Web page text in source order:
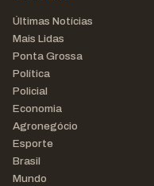
Últimas Notícias
Mais Lidas
Ponta Grossa
Política
Policial
Economia
Agronegócio
Esporte
Brasil
Mundo